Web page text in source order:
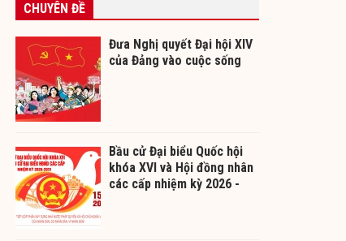
CHUYÊN ĐỀ
Đưa Nghị quyết Đại hội XIV
của Đảng vào cuộc sống
Bầu cử Đại biểu Quốc hội
khóa XVI và Hội đồng nhân
các cấp nhiệm kỳ 2026 -